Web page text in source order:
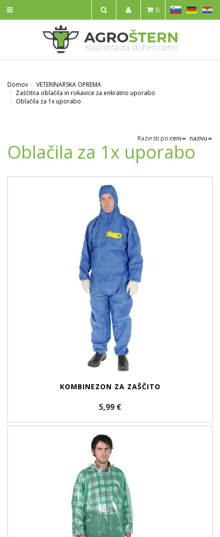
IŠČI
SL HR
0
Domov
VETERINARSKA OPREMA
Zaščitna oblačila in rokavice za enkratno uporabo
Oblačila za 1x uporabo
Razvrsti po:ceni nazivu
Oblačila za 1x uporabo
KOMBINEZON ZA ZAŠČITO
5,99 €